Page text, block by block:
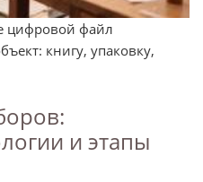
цифровой файл
книгу, упаковку,
и этапы